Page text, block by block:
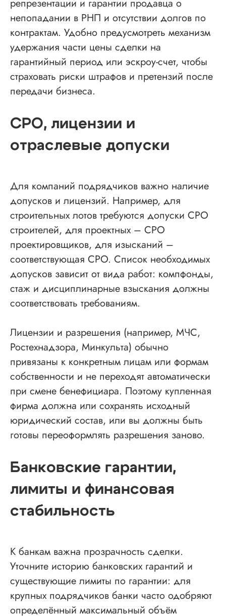
репрезентaции и гарантии продавца о
непопадании в РНП и отсутствии долгов по
контрактам. Удобно предусмотреть механизм
удержания части цены сделки на
гарантийный период или эскроу-счет, чтобы
страховать риски штрафов и претензий после
передачи бизнеса.
СРО, лицензии и
отраслевые допуски
Для компаний подрядчиков важно наличие
допусков и лицензий. Например, для
строительных лотов требуются допуски СРО
строителей, для проектных – СРО
проектировщиков, для изысканий –
соответствующая СРО. Список необходимых
допусков зависит от вида работ: компфонды,
стаж и дисциплинарные взыскания должны
соответствовать требованиям.
Лицензии и разрешения (например, МЧС,
Ростехнадзора, Минкульта) обычно
привязаны к конкретным лицам или формам
собственности и не переходят автоматически
при смене бенефициара. Поэтому купленная
фирма должна или сохранять исходный
юридический состав, или вы должны быть
готовы переоформлять разрешения заново.
Банковские гарантии,
лимиты и финансовая
стабильность
К банкам важна прозрачность сделки.
Уточните историю банковских гарантий и
существующие лимиты по гарантии: для
крупных подрядчиков банки часто одобряют
определённый максимальный объём